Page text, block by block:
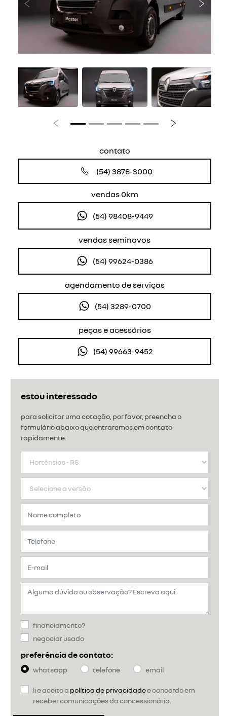
estou interessado
para solicitar uma cotação, por favor, preencha o
formulário abaixo que entraremos em contato
rapidamente.
financiamento?
negociar usado
preferência de contato:
whatsapp telefone email
li e aceito a política de privacidadee concordo em
receber comunicações da concessionária.
Anterior
Anterior Próximo
contato
(54) 3878-3000
vendas 0km
(54) 98408-9449
vendas seminovos
(54) 99624-0386
agendamento de serviços
(54) 3289-0700
peças e acessórios
(54) 99663-9452